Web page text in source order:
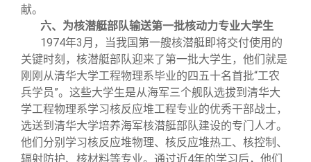
献。
六、为核潜艇部队输送第一批核动力专业大学生
1974年3月，当我国第一艘核潜艇即将交付使用的
关键时刻，核潜艇部队迎来了第一批大学生，他们就是
刚刚从清华大学工程物理系毕业的四五十名首批“工农
兵学员”。这些大学生是从海军三个舰队选拔到清华大
学工程物理系学习核反应堆工程专业的优秀干部战士，
选送到清华大学培养海军核潜艇部队建设的专门人才。
他们分别学习核反应堆物理、核反应堆热工、核控制、
辐射防护、核材料等专业。通过近4年的学习后，他们